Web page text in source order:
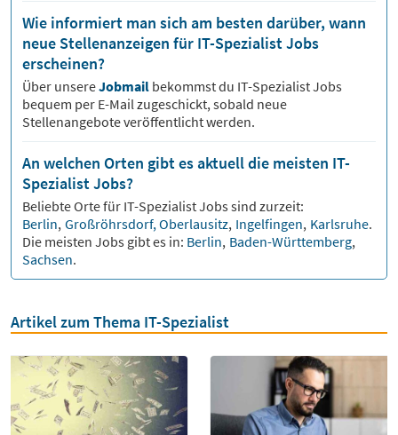
Wie informiert man sich am besten darüber, wann
neue Stellenanzeigen für IT-Spezialist Jobs
erscheinen?
Über unsereJobmail bekommst du IT-SpezialistJobs
bequem per E-Mail zugeschickt, sobald neue
Stellenangebote veröffentlicht werden.
An welchen Orten gibt es aktuell die meisten IT-
Spezialist Jobs?
Beliebte Orte für IT-SpezialistJobs sind zurzeit:
Berlin, Großröhrsdorf, Oberlausitz, Ingelfingen, Karlsruhe.
Die meisten Jobs gibt es in: Berlin, Baden-Württemberg,
Sachsen.
Artikel zum Thema IT-Spezialist